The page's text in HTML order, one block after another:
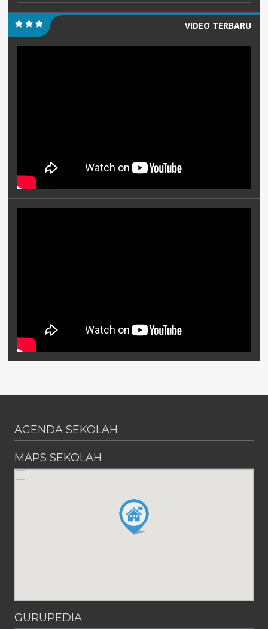
VIDEO TERBARU
AGENDA SEKOLAH
MAPS SEKOLAH
GURUPEDIA